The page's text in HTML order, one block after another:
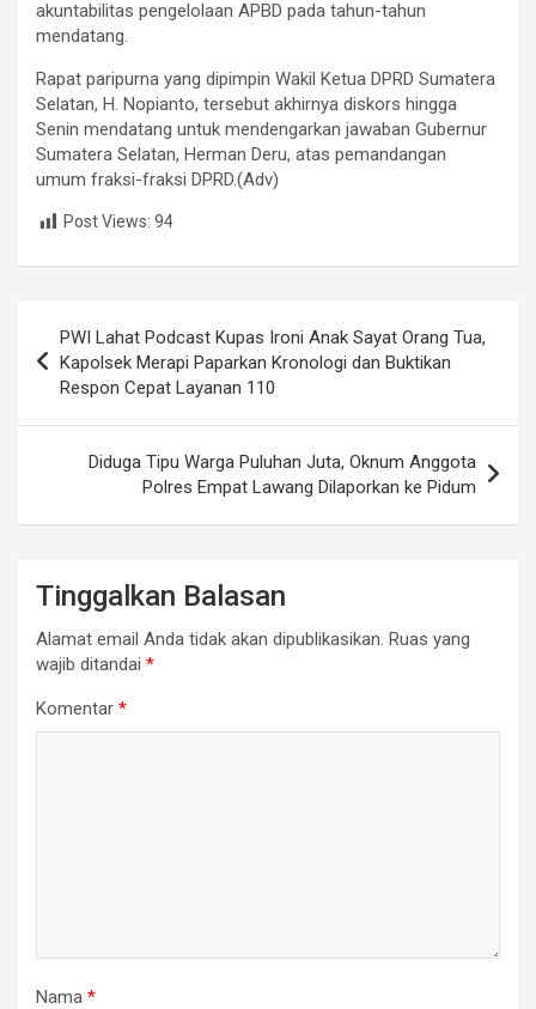
akuntabilitas pengelolaan APBD pada tahun-tahun
mendatang.
Rapat paripurna yang dipimpin Wakil Ketua DPRD Sumatera
Selatan, H. Nopianto, tersebut akhirnya diskors hingga
Senin mendatang untuk mendengarkan jawaban Gubernur
Sumatera Selatan, Herman Deru, atas pemandangan
umum fraksi-fraksi DPRD.(Adv)
Post Views: 94
pos
PWI Lahat Podcast Kupas Ironi Anak Sayat Orang Tua,
Kapolsek Merapi Paparkan Kronologi dan Buktikan
Respon Cepat Layanan 110
Diduga Tipu Warga Puluhan Juta, Oknum Anggota
Polres Empat Lawang Dilaporkan ke Pidum
Tinggalkan Balasan
Alamat email Anda tidak akan dipublikasikan. Ruas yang
wajib ditandai *
Komentar *
Nama *